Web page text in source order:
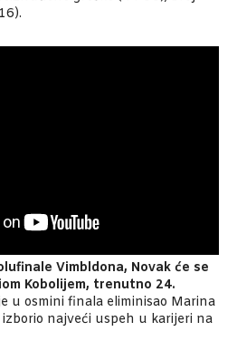
Vimbldona, Novak će se
Kobolijem, trenutno 24.
u osmini finala eliminisao Marina
najveći uspeh u karijeri na